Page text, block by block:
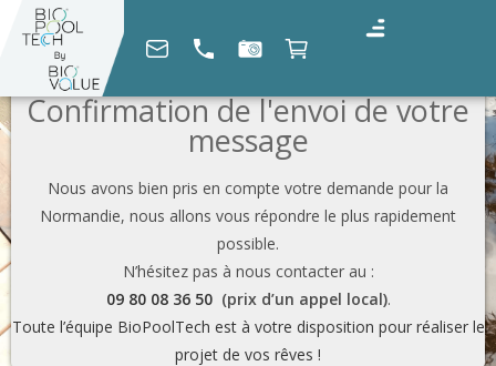
Confirmation de l'envoi de votre
message
Nous avons bien pris en compte votre demande pour la
Normandie, nous allons vous répondre le plus rapidement
possible.
N’hésitez pas à nous contacter au :
09 80 08 36 50 (prix d’un appel local).
Toute l’équipe BioPoolTech est à votre disposition pour réaliser le
projet de vos rêves !